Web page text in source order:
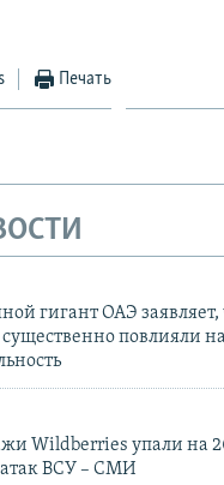
Печать
гигант ОАЭ заявляет,
повлияли
Wildberries упали на
атак ВСУ – СМИ